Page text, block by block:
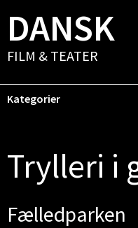
DANSK
FILM & TEATER
Kategorier
Trylleri i
Fælledparken